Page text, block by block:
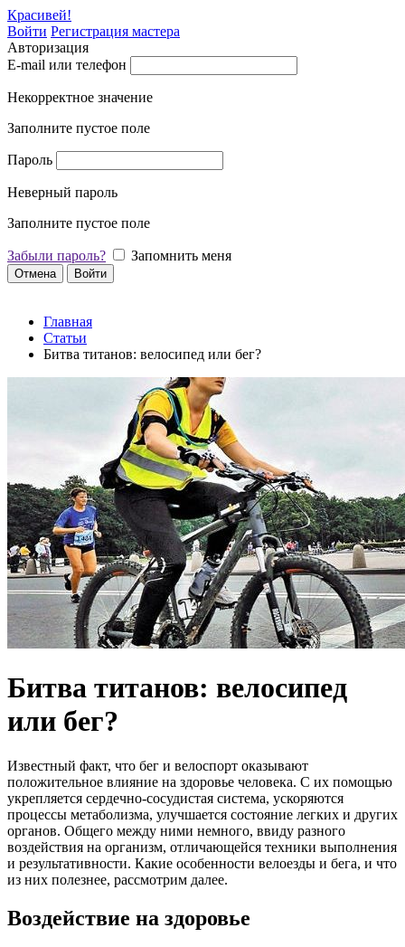
Красивей!
Войти Регистрация мастера
Авторизация
E-mail или телефон
Некорректное значение
Заполните пустое поле
Пароль
Неверный пароль
Заполните пустое поле
Забыли пароль? Запомнить меня
Отмена Войти
Главная
Статьи
Битва титанов: велосипед или бег?
Битва титанов: велосипед
или бег?
Известный факт, что бег и велоспорт оказывают
положительное влияние на здоровье человека. С их помощью
укрепляется сердечно-сосудистая система, ускоряются
процессы метаболизма, улучшается состояние легких и других
органов. Общего между ними немного, ввиду разного
воздействия на организм, отличающейся техники выполнения
и результативности. Какие особенности велоезды и бега, и что
из них полезнее, рассмотрим далее.
Воздействие на здоровье